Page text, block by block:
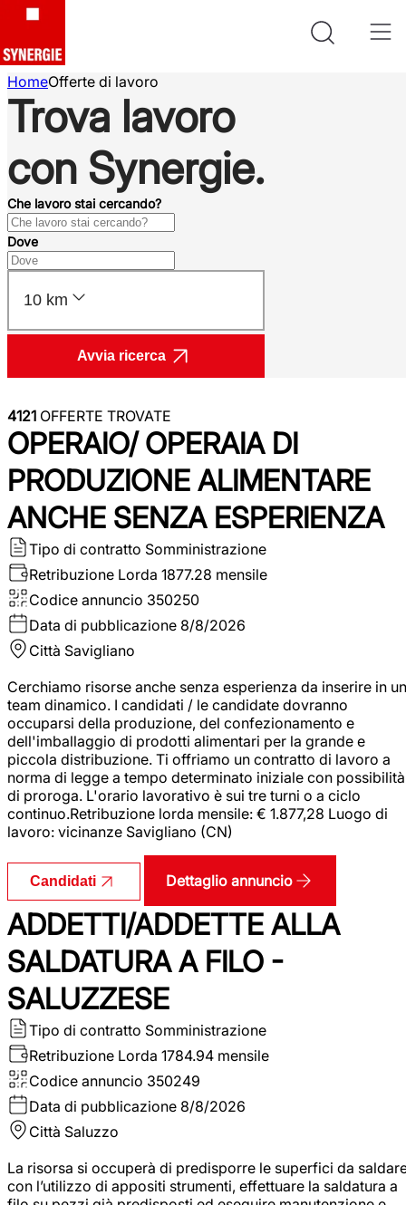
HomeOfferte di lavoro
Trova lavoro
con Synergie.
Che lavoro stai cercando?
Dove
10 km
Avvia ricerca
4121 OFFERTE TROVATE
OPERAIO/ OPERAIA DI
PRODUZIONE ALIMENTARE
ANCHE SENZA ESPERIENZA
Tipo di contratto Somministrazione
Retribuzione Lorda 1877.28 mensile
Codice annuncio 350250
Data di pubblicazione 8/8/2026
Città Savigliano
Cerchiamo risorse anche senza esperienza da inserire in un
team dinamico. I candidati / le candidate dovranno
occuparsi della produzione, del confezionamento e
dell'imballaggio di prodotti alimentari per la grande e
piccola distribuzione. Ti offriamo un contratto di lavoro a
norma di legge a tempo determinato iniziale con possibilità
di proroga. L'orario lavorativo è sui tre turni o a ciclo
continuo.Retribuzione lorda mensile: € 1.877,28 Luogo di
lavoro: vicinanze Savigliano (CN)
Candidati Dettaglio annuncio
ADDETTI/ADDETTE ALLA
SALDATURA A FILO -
SALUZZESE
Tipo di contratto Somministrazione
Retribuzione Lorda 1784.94 mensile
Codice annuncio 350249
Data di pubblicazione 8/8/2026
Città Saluzzo
La risorsa si occuperà di predisporre le superfici da
con l’utilizzo di appositi strumenti, effettuare la saldatura a